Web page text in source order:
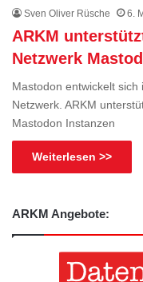
Sven Oliver Rüsche 6.
ARKM
Netzwerk
Mastodon entwickelt
Netzwerk. ARKM
Mastodon Instanzen
Weiterlesen >>
ARKM Angebote: